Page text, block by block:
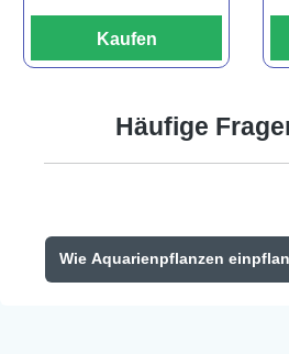
Kaufen
Häufige
Wie Aquarienpflanzen